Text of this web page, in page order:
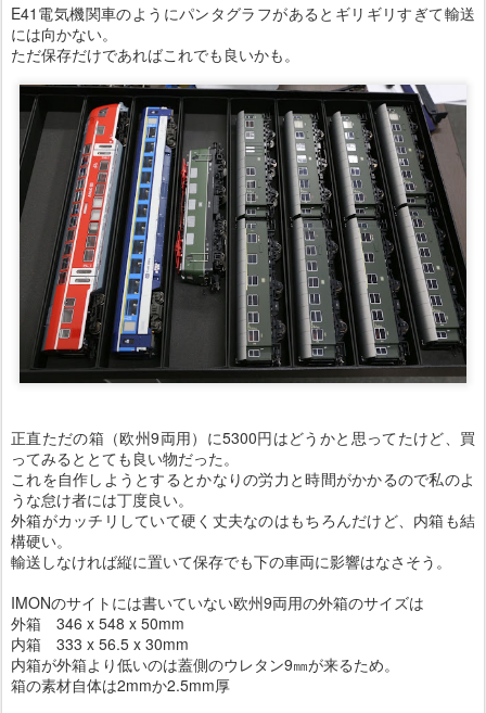
E41電気機関車のようにパンタグラフがあるとギリギリすぎて輸送
には向かない。
ただ保存だけであればこれでも良いかも。
正直ただの箱（欧州9両用）に5300円はどうかと思ってたけど、買
ってみるととても良い物だった。
これを自作しようとするとかなりの労力と時間がかかるので私のよ
うな怠け者には丁度良い。
外箱がカッチリしていて硬く丈夫なのはもちろんだけど、内箱も結
構硬い。
輸送しなければ縦に置いて保存でも下の車両に影響はなさそう。
IMONのサイトには書いていない欧州9両用の外箱のサイズは
外箱 346 x 548 x 50mm
内箱 333 x 56.5 x 30mm
内箱が外箱より低いのは蓋側のウレタン9㎜が来るため。
箱の素材自体は2mmか2.5mm厚